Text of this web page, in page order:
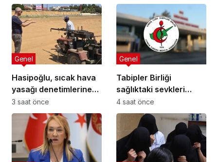
Hasipoğlu, sıcak hava
yasağı denetimlerine
sahada katıldı
Genel
3 saat önce
Tabipler Birliği
sağlıktaki sevkleri
eleştirdi: Harcamalar
kamuoyuyla
paylaşılmalı!
Genel
4 saat önce